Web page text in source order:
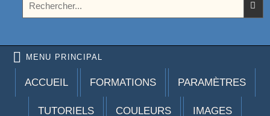
MENU PRINCIPAL
ACCUEIL FORMATIONS PARAMÈTRES
TUTORIELS COULEURS IMAGES